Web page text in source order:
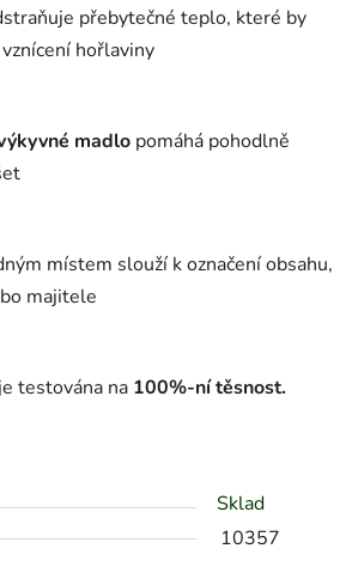
přebytečné teplo, které by
hořlaviny
madlo pomáhá pohodlně
místem slouží k označení obsahu,
majitele
testována na 100%-ní těsnost.
Sklad
10357